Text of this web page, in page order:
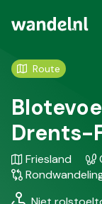
Route
Drents-
Gebied
/
Regio
Friesland